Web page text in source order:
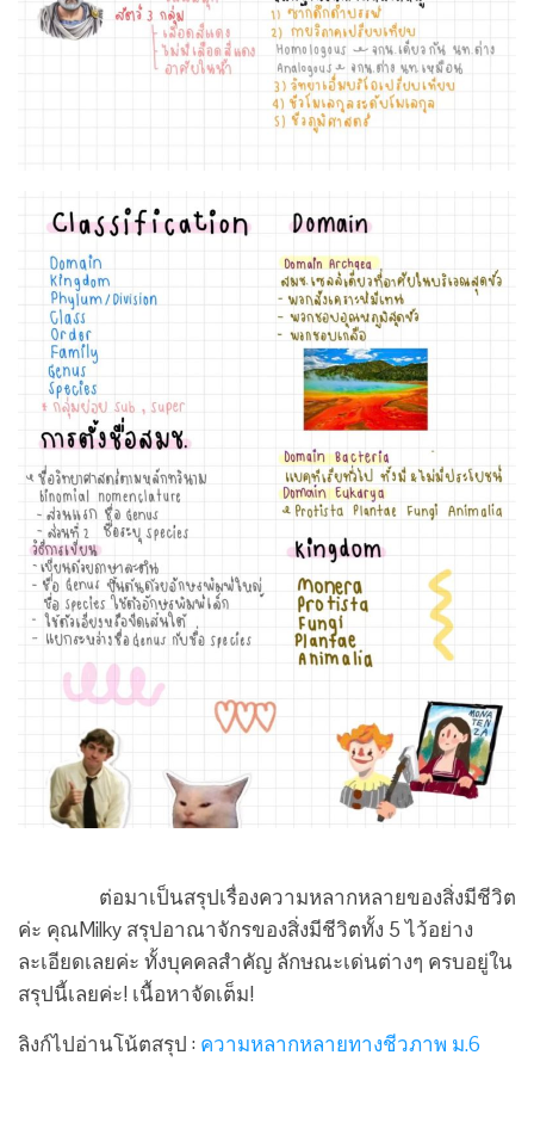
ต่อมาเป็นสรุปเรื่องความหลากหลายของสิ่งมีชีวิต
ค่ะ คุณMilky สรุปอาณาจักรของสิ่งมีชีวิตทั้ง 5 ไว้อย่าง
ละเอียดเลยค่ะ ทั้งบุคคลสำคัญ ลักษณะเด่นต่างๆ ครบอยู่ใน
สรุปนี้เลยค่ะ! เนื้อหาจัดเต็ม!
ลิงก์ไปอ่านโน้ตสรุป : ความหลากหลายทางชีวภาพ ม.6